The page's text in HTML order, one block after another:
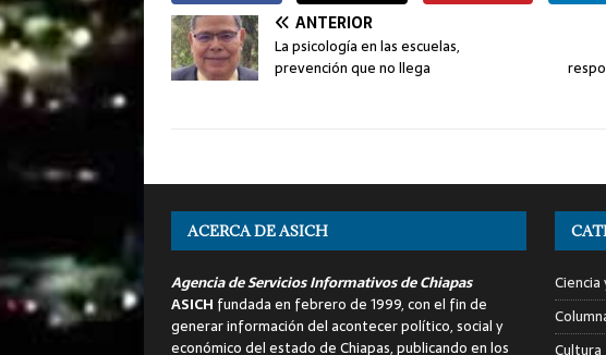
ANTERIOR
La psicología en las escuelas,
prevención que no llega
ACERCA DE ASICH
Agencia de Servicios Informativos de Chiapas
ASICH fundada en febrero de 1999, con el fin de
generar información del acontecer político, social y
económico del estado de Chiapas, publicando en los
Cultura